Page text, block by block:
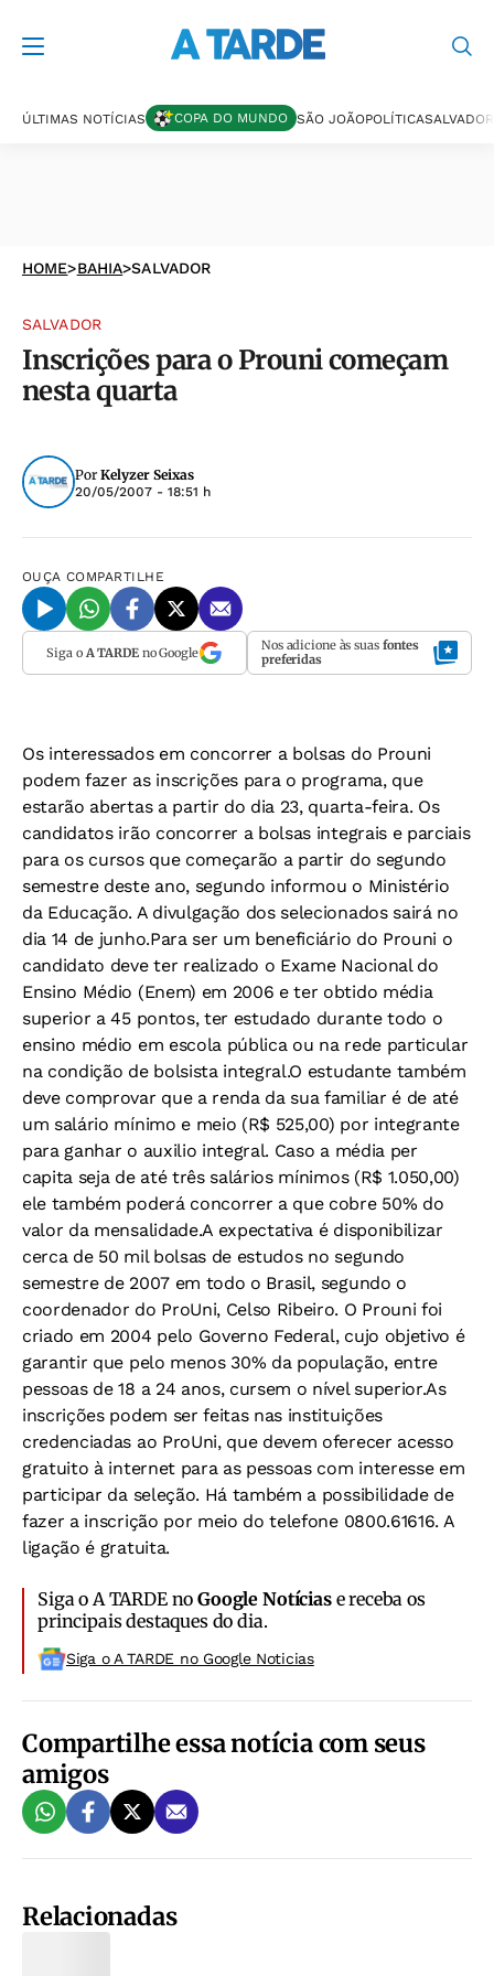
ÚLTIMAS NOTÍCIAS COPA DO MUNDO SÃO JOÃOPOLÍTICASALVADOR
HOME>BAHIA>SALVADOR
SALVADOR
Inscrições para o Prouni começam
nesta quarta
Por Kelyzer Seixas
20/05/2007 - 18:51 h
OUÇA COMPARTILHE
Siga o A TARDEno Google Nos adicione às suas fontes
preferidas
Os interessados em concorrer a bolsas do Prouni
podem fazer as inscrições para o programa, que
estarão abertas a partir do dia 23, quarta-feira. Os
candidatos irão concorrer a bolsas integrais e parciais
para os cursos que começarão a partir do segundo
semestre deste ano, segundo informou o Ministério
da Educação. A divulgação dos selecionados sairá no
dia 14 de junho.Para ser um beneficiário do Prouni o
candidato deve ter realizado o Exame Nacional do
Ensino Médio (Enem) em 2006 e ter obtido média
superior a 45 pontos, ter estudado durante todo o
ensino médio em escola pública ou na rede particular
na condição de bolsista integral.O estudante também
deve comprovar que a renda da sua familiar é de até
um salário mínimo e meio (R$ 525,00) por integrante
para ganhar o auxilio integral. Caso a média per
capita seja de até três salários mínimos (R$ 1.050,00)
ele também poderá concorrer a que cobre 50% do
valor da mensalidade.A expectativa é disponibilizar
cerca de 50 mil bolsas de estudos no segundo
semestre de 2007 em todo o Brasil, segundo o
coordenador do ProUni, Celso Ribeiro. O Prouni foi
criado em 2004 pelo Governo Federal, cujo objetivo é
garantir que pelo menos 30% da população, entre
pessoas de 18 a 24 anos, cursem o nível superior.As
inscrições podem ser feitas nas instituições
credenciadas ao ProUni, que devem oferecer acesso
gratuito à internet para as pessoas com interesse em
participar da seleção. Há também a possibilidade de
fazer a inscrição por meio do telefone 0800.61616. A
ligação é gratuita.
Siga o A TARDE noGoogle Notíciase receba os
principais destaques do dia.
Siga o A TARDE no Google Noticias
Compartilhe essa notícia com seus
amigos
Relacionadas